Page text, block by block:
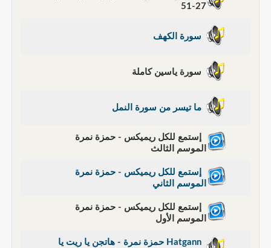
27-51
سورة الكهف
سورة ياسين كاملة
ما تيسر من سورة النمل
إستمع للكل ريميكس - حمزة نمرة
الموسم الثالث
إستمع للكل ريميكس - حمزة نمرة
الموسم الثاني
إستمع للكل ريميكس - حمزة نمرة
الموسم الأول
Hatgann حمزة نمرة - هاتجن يا ريت يا